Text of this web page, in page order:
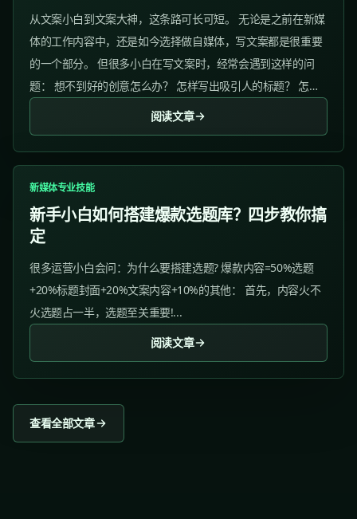
从文案小白到文案大神，这条路可长可短。 无论是之前在新媒
体的工作内容中，还是如今选择做自媒体，写文案都是很重要
的一个部分。 但很多小白在写文案时，经常会遇到这样的问
题： 想不到好的创意怎么办？ 怎样写出吸引人的标题？ 怎样
提高文案的说服力？ 长文案与短文案要怎么选？...
阅读文章
新媒体专业技能
新手小白如何搭建爆款选题库？四步教你搞
定
很多运营小白会问：为什么要搭建选题? 爆款内容=50%选题
+20%标题封面+20%文案内容+10%的其他： 首先，内容火不
火选题占一半，选题至关重要!...
阅读文章
查看全部文章